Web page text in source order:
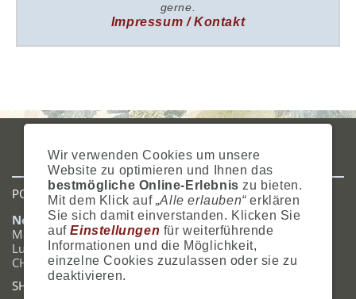
gerne.
Impressum / Kontakt
WIDERRUFSRECHTSITEMAPHILFECOOKIES
POSTADRESSE
Nostalgie- & Geschenk Shop
Maja Schmid
Luzernerstrasse 14
CH-6353 Weggis
SHOWROOM
Wir verwenden Cookies um unsere
Website zu optimieren und Ihnen das
bestmögliche Online-Erlebnis zu bieten.
Mit dem Klick auf „Alle erlauben“erklären
Sie sich damit einverstanden. Klicken Sie
aufEinstellungen für weiterführende
Informationen und die Möglichkeit,
einzelne Cookies zuzulassen oder sie zu
deaktivieren.